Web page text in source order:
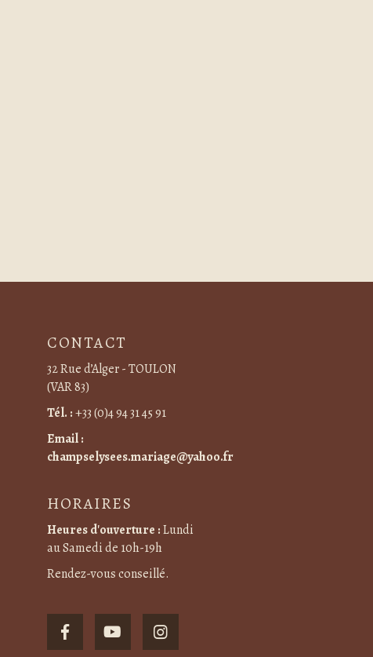
CONTACT
32 Rue d’Alger - TOULON
(VAR 83)
Tél. :+33 (0)4 94 31 45 91
Email :
champselysees.mariage@yahoo.fr
HORAIRES
Heures d'ouverture :Lundi
au Samedi de 10h-19h
Rendez-vous conseillé.